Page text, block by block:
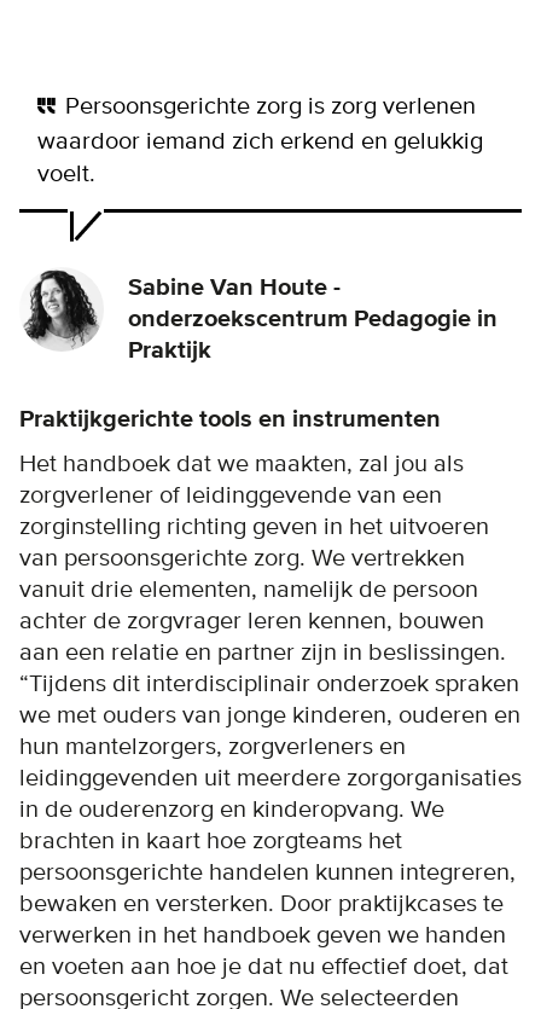
Persoonsgerichte zorg is zorg verlenen
waardoor iemand zich erkend en gelukkig
voelt.
Sabine Van Houte -
onderzoekscentrum Pedagogie in
Praktijk
Praktijkgerichte tools en instrumenten
Het handboek dat we maakten, zal jou als
zorgverlener of leidinggevende van een
zorginstelling richting geven in het uitvoeren
van persoonsgerichte zorg. We vertrekken
vanuit drie elementen, namelijk de persoon
achter de zorgvrager leren kennen, bouwen
aan een relatie en partner zijn in beslissingen.
“Tijdens dit interdisciplinair onderzoek spraken
we met ouders van jonge kinderen, ouderen en
hun mantelzorgers, zorgverleners en
leidinggevenden uit meerdere zorgorganisaties
in de ouderenzorg en kinderopvang. We
brachten in kaart hoe zorgteams het
persoonsgerichte handelen kunnen integreren,
bewaken en versterken. Door praktijkcases te
verwerken in het handboek geven we handen
en voeten aan hoe je dat nu effectief doet, dat
persoonsgericht zorgen. We selecteerden